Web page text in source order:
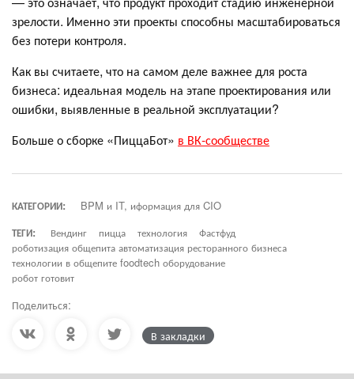
зрелости. Именно эти проекты способны масштабироваться
без потери контроля.
Как вы считаете, что на самом деле важнее для роста
бизнеса: идеальная модель на этапе проектирования или
ошибки, выявленные в реальной эксплуатации?
Больше о сборке «ПиццаБот» в ВК-сообществе
КАТЕГОРИИ:
BPM и IT, иформация для CIO
ТЕГИ:
Вендинг пицца технология
Фастфуд
роботизация общепита автоматизация ресторанного бизнеса
технологии в общепите foodtech оборудование
робот готовит
Поделиться:
В закладки